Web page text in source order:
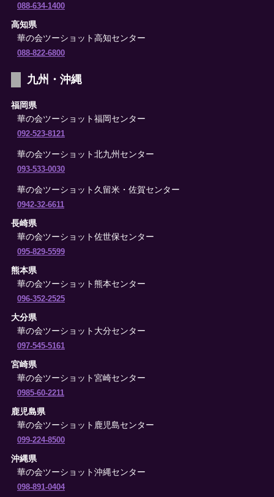
088-634-1400
高知県
華の会ツーショット高知センター
088-822-6800
九州・沖縄
福岡県
華の会ツーショット福岡センター
092-523-8121
華の会ツーショット北九州センター
093-533-0030
華の会ツーショット久留米・佐賀センター
0942-32-6611
長崎県
華の会ツーショット佐世保センター
095-829-5599
熊本県
華の会ツーショット熊本センター
096-352-2525
大分県
華の会ツーショット大分センター
097-545-5161
宮崎県
華の会ツーショット宮崎センター
0985-60-2211
鹿児島県
華の会ツーショット鹿児島センター
099-224-8500
沖縄県
華の会ツーショット沖縄センター
098-891-0404